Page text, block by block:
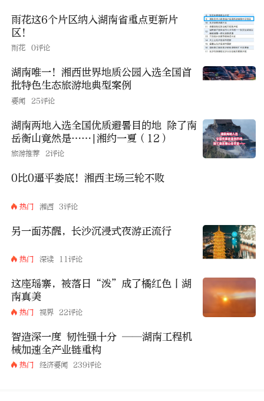
雨花这6个片区纳入湖南省重点更新片
区！
雨花 0评论
湖南唯一！湘西世界地质公园入选全国首
批特色生态旅游地典型案例
要闻 25评论
湖南两地入选全国优质避暑目的地 除了南
岳衡山竟然是……|湘约一夏（12）
旅游推荐 2评论
0比0逼平娄底！湘西主场三轮不败
热门 湘西 3评论
另一面苏醒，长沙沉浸式夜游正流行
热门 深读 11评论
这座瑶寨，被落日“泼”成了橘红色丨湖
南真美
热门 视界 22评论
智造深一度 韧性强十分 ——湖南工程机
械加速全产业链重构
热门 经济要闻 239评论